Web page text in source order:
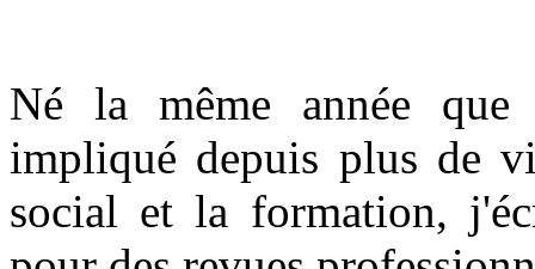
Né la même année
impliqué depuis plus de
social et la formation,